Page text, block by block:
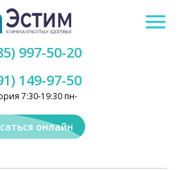
7:30-19:30 пн-
149-97-50
997-50-20
онлайн